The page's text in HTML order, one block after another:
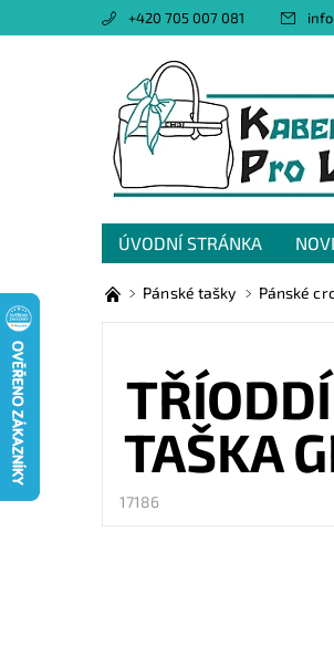
+420 705 007 081 info
ÚVODNÍ STRÁNKA
OBCHODNÍ PODMÍNKY
Pánské tašky Pánské
TAŠKA
17186